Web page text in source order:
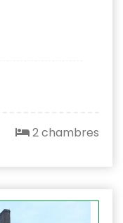
2 chambres